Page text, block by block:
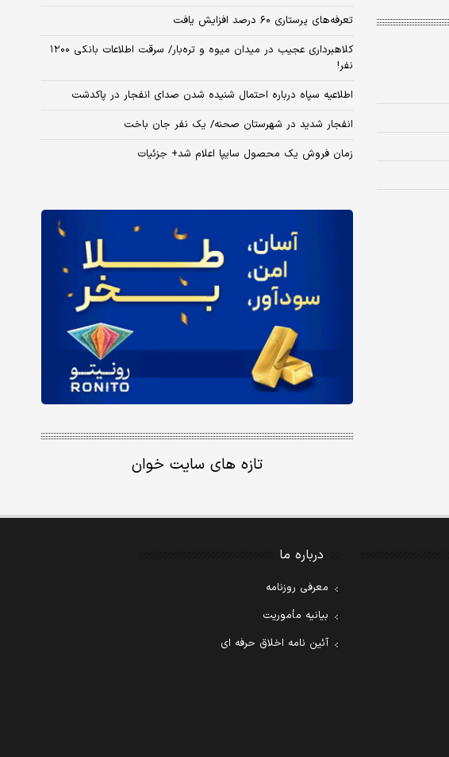
تعرفه‌های پرستاری ۶۰ درصد افزایش یافت
کلاهبرداری عجیب در میدان میوه و تره‌بار/ سرقت اطلاعات بانکی ۱۲۰۰
نفر!
اطلاعیه سپاه درباره احتمال شنیده شدن صدای انفجار در پاکدشت
انفجار شدید در شهرستان صحنه/ یک نفر جان باخت
زمان فروش یک محصول سایپا اعلام شد+ جزئیات
تازه های سایت خوان
درباره ما
معرفی روزنامه
بیانیه مأموریت
آئین نامه اخلاق حرفه ای